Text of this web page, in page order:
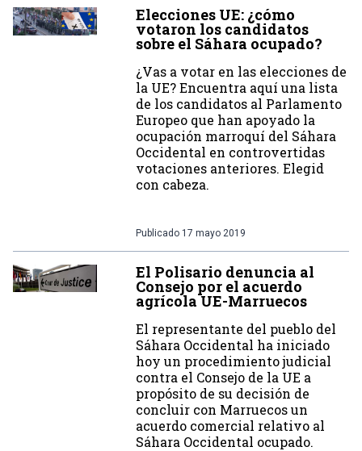
Elecciones UE: ¿cómo
votaron los candidatos
sobre el Sáhara ocupado?
¿Vas a votar en las elecciones de
la UE? Encuentra aquí una lista
de los candidatos al Parlamento
Europeo que han apoyado la
ocupación marroquí del Sáhara
Occidental en controvertidas
votaciones anteriores. Elegid
con cabeza.
Publicado 17 mayo 2019
El Polisario denuncia al
Consejo por el acuerdo
agrícola UE-Marruecos
El representante del pueblo del
Sáhara Occidental ha iniciado
hoy un procedimiento judicial
contra el Consejo de la UE a
propósito de su decisión de
concluir con Marruecos un
acuerdo comercial relativo al
Sáhara Occidental ocupado.